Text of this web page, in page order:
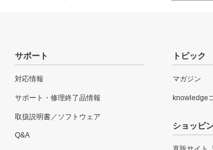
サポート
対応情報
サポート・修理終了品情報
取扱説明書／ソフトウェア
Q&A
トピック
マガジン
knowledge
ショッピ